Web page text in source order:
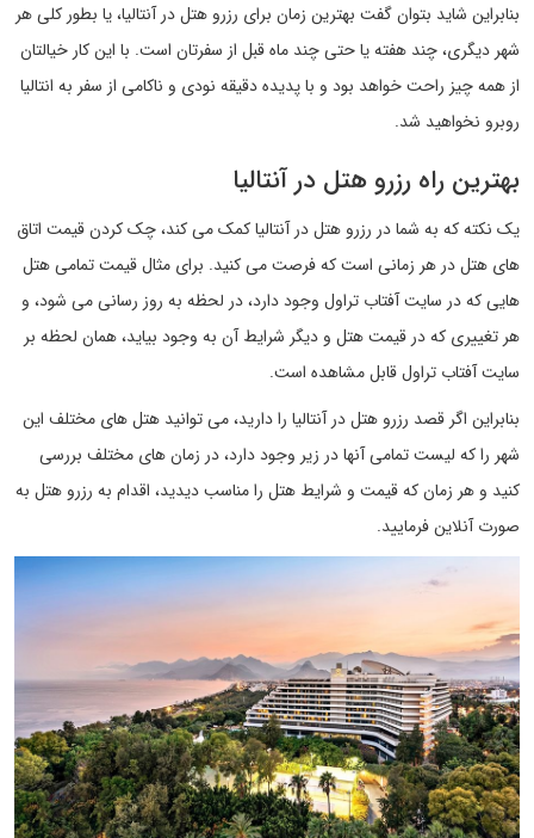
بنابراین شاید بتوان گفت بهترین زمان برای رزرو هتل در آنتالیا، یا بطور کلی هر
شهر دیگری، چند هفته یا حتی چند ماه قبل از سفرتان است. با این کار خیالتان
از همه چیز راحت خواهد بود و با پدیده دقیقه نودی و ناکامی از سفر به انتالیا
روبرو نخواهید شد.
بهترین راه رزرو هتل در آنتالیا
یک نکته که به شما در رزرو هتل در آنتالیا کمک می کند، چک کردن قیمت اتاق
های هتل در هر زمانی است که فرصت می کنید. برای مثال قیمت تمامی هتل
هایی که در سایت آفتاب تراول وجود دارد، در لحظه به روز رسانی می شود، و
هر تغییری که در قیمت هتل و دیگر شرایط آن به وجود بیاید، همان لحظه بر
سایت آفتاب تراول قابل مشاهده است.
بنابراین اگر قصد رزرو هتل در آنتالیا را دارید، می توانید هتل های مختلف این
شهر را که لیست تمامی آنها در زیر وجود دارد، در زمان های مختلف بررسی
کنید و هر زمان که قیمت و شرایط هتل را مناسب دیدید، اقدام به رزرو هتل به
صورت آنلاین فرمایید.